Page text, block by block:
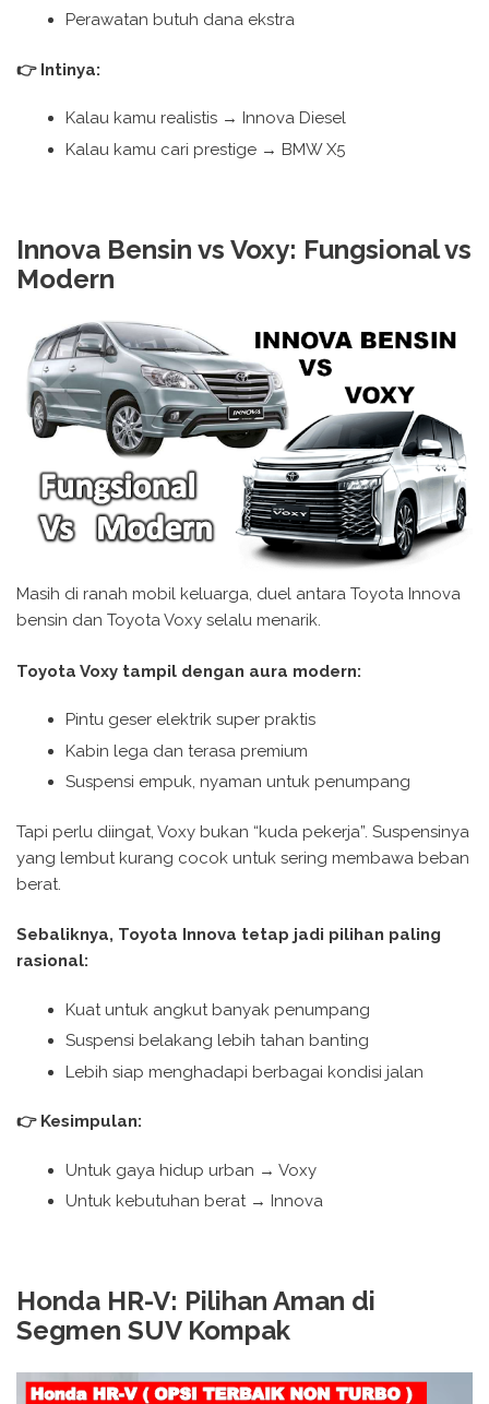
Perawatan butuh dana ekstra
👉 Intinya:
Kalau kamu realistis → Innova Diesel
Kalau kamu cari prestige → BMW X5
Innova Bensin vs Voxy: Fungsional vs
Modern
Masih di ranah mobil keluarga, duel antara Toyota Innova
bensin dan Toyota Voxy selalu menarik.
Toyota Voxy tampil dengan aura modern:
Pintu geser elektrik super praktis
Kabin lega dan terasa premium
Suspensi empuk, nyaman untuk penumpang
Tapi perlu diingat, Voxy bukan “kuda pekerja”. Suspensinya
yang lembut kurang cocok untuk sering membawa beban
berat.
Sebaliknya, Toyota Innova tetap jadi pilihan paling
rasional:
Kuat untuk angkut banyak penumpang
Suspensi belakang lebih tahan banting
Lebih siap menghadapi berbagai kondisi jalan
👉 Kesimpulan:
Untuk gaya hidup urban → Voxy
Untuk kebutuhan berat → Innova
Honda HR-V: Pilihan Aman di
Segmen SUV Kompak